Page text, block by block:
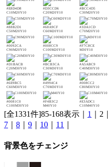
#E8D4D8
C10M20Y10
#D3CCD6
C20M20Y10
#BCC4D5
C30M20Y10
#88B2D1
C50M20Y10
#68A9CF
C60M20Y10
#3DA1CD
C70M20Y10
#0092CA
C90M20Y10
#008CC9
C100M20Y10
#F7C8CE
M30Y10
#D1BACB
C20M30Y10
#BCB3CA
C30M30Y10
#A5ABC9
C40M30Y10
#6E9BC5
C60M30Y10
#4994C4
C70M30Y10
#008CC2
C80M30Y10
#0081C0
C100M30Y10
#F4B3C2
M40Y10
#E3ADC1
C10M40Y10
[全1331件]85-168表示｜ 1 ｜2｜
7
8 9 10 11
背景色をチェンジ